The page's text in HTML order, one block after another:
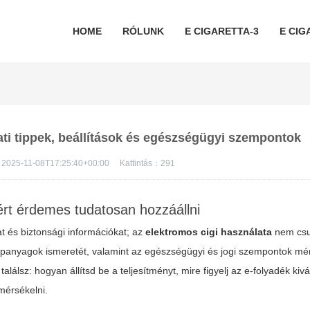
HOME RÓLUNK E CIGARETTA-3 E
tippek, beállítások és egészségügyi szempontok
2025-11-08T17:25:40+00:00 Kattintás： 291
érdemes tudatosan hozzáállni
és biztonsági információkat; azelektromos cigi használata nem
ismeretét, valamint az egészségügyi és jogi szempontok
hogyan állítsd be a teljesítményt, mire figyelj az e-folyadék